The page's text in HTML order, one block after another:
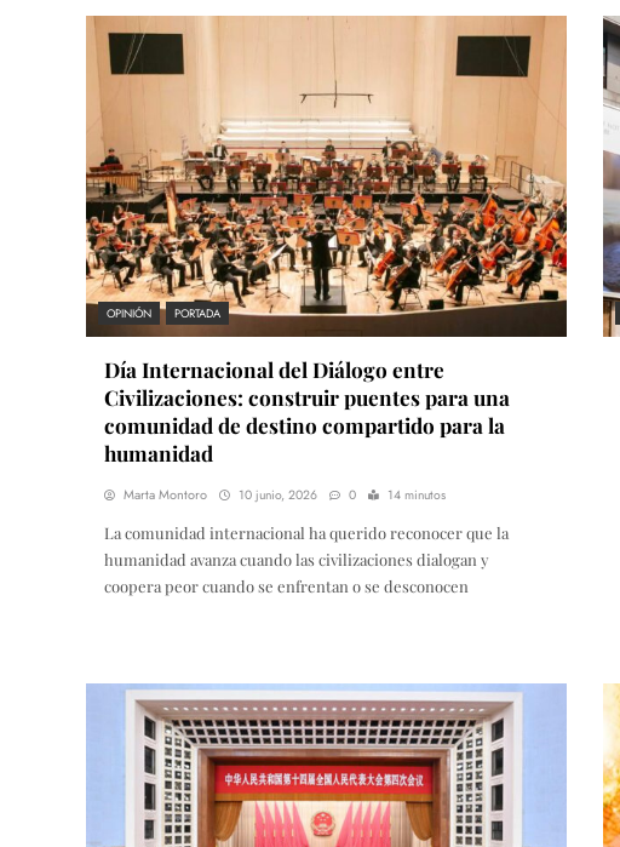
OPINIÓN PORTADA
Día Internacional del Diálogo entre
Civilizaciones: construir puentes para una
comunidad de destino compartido para la
humanidad
Marta Montoro 10 junio, 2026 0 14 minutos
La comunidad internacional ha querido reconocer que la
humanidad avanza cuando las civilizaciones dialogan y
coopera peor cuando se enfrentan o se desconocen